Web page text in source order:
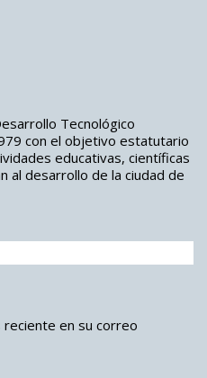
Tecnológico
con el objetivo estatutario
educativas, científicas
al desarrollo de la ciudad de
en su correo